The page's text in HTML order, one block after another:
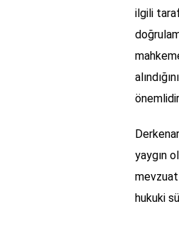
ilgili
yaygın
hukuki